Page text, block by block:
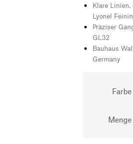
Klare Linien,
Lyonel
Präziser
GL32
Bauhaus
Germany
Farbe
Menge